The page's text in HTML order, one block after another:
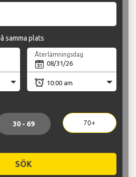
samma plats
Återlämningsdag
30 - 69 70+
SÖK